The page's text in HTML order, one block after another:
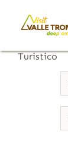
contenuto
Turistico